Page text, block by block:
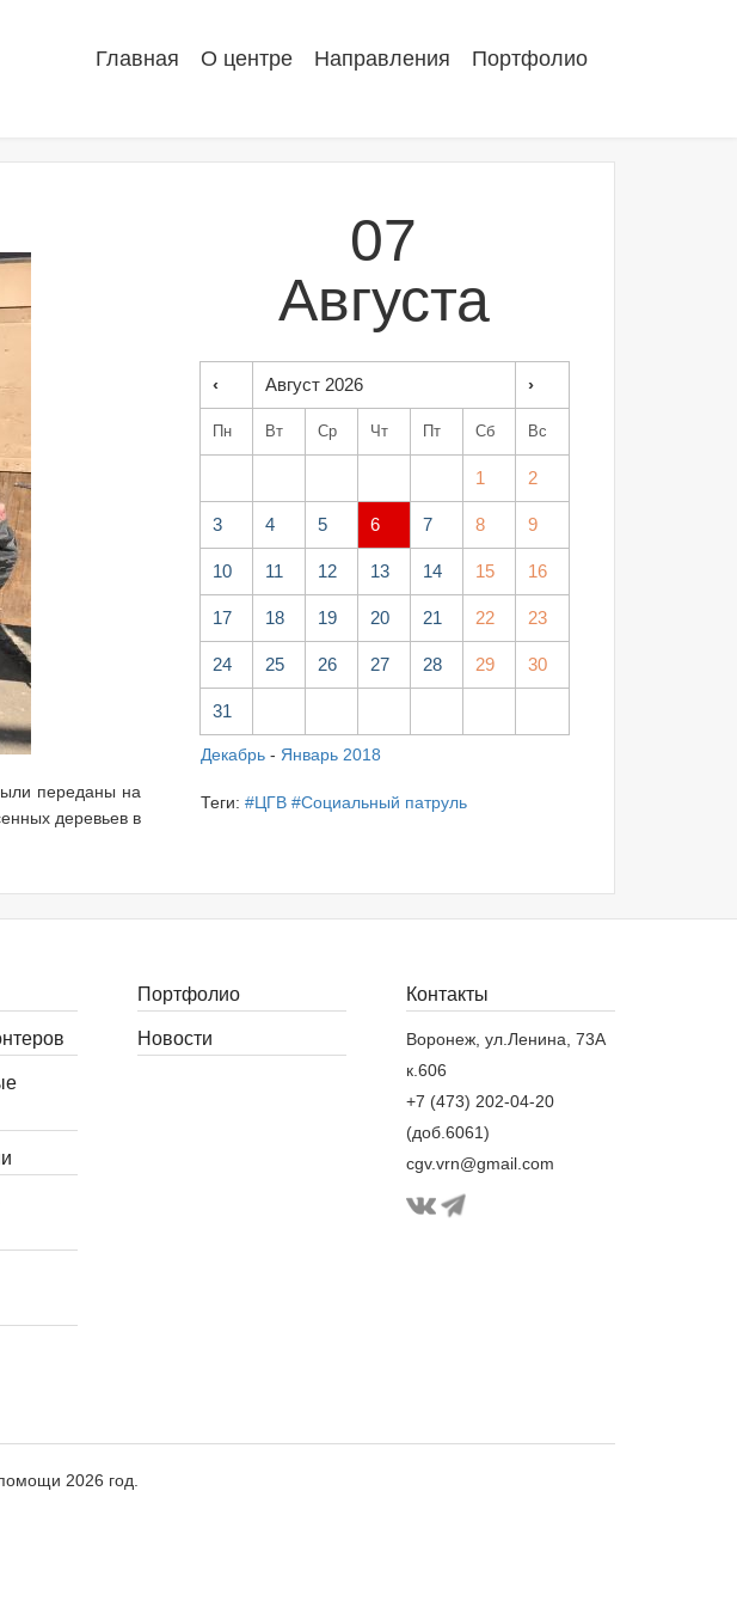
Портфолио
Направления
О центре
Главная
переданы на
деревьев в
07
Августа
‹ Август 2026 ›
Пн Вт Ср Чт Пт Сб Вс
1 2
3 4 5 6 7 8 9
10 11 12 13 14 15 16
17 18 19 20 21 22 23
24 25 26 27 28 29 30
31
Декабрь - Январь 2018
Теги: #ЦГВ #Социальный патруль
Портфолио
Новости
Контакты
Воронеж, ул.Ленина, 73А
к.606
+7 (473) 202-04-20
(доб.6061)
cgv.vrn@gmail.com
2026 год.